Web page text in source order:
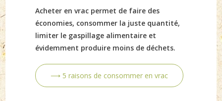
Acheter en vrac permet de faire des
économies, consommer la juste quantité,
limiter le gaspillage alimentaire et
évidemment produire moins de déchets.
⟶ 5 raisons de consommer en vrac